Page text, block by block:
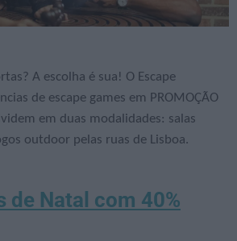
A escolha é sua! O Escape
de escape games em PROMOÇÃO
em duas modalidades: salas
outdoor pelas ruas de Lisboa.
de Natal com 40%